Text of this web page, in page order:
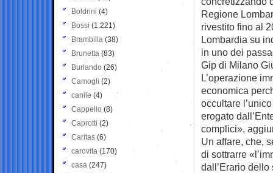
Regione
rivestito fino al
Lombardia su
in uno dei
Gip di Milano
L’operazione
economica
occultare
erogato
complici»,
Un affare, che,
di sottrarre
dall’Erario
Boldrini (4)
Bossi (1.221)
Brambilla (38)
Brunetta (83)
Burlando (26)
Camogli (2)
canile (4)
Cappello (8)
Caprotti (2)
Caritas (6)
carovita (170)
casa (247)